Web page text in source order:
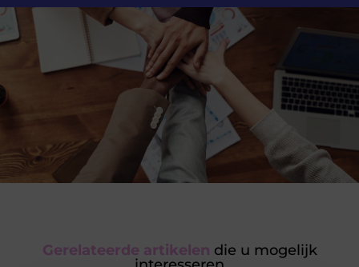
Gerelateerde artikelen die u mogelijk